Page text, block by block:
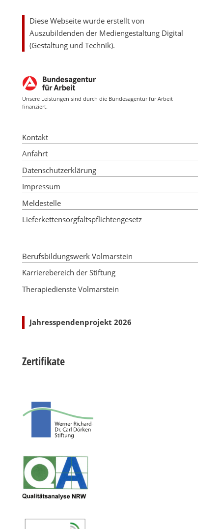
Diese Webseite wurde erstellt von
Auszubildenden der Mediengestaltung Digital
(Gestaltung und Technik).
Unsere Leistungen sind durch die Bundesagentur für Arbeit
finanziert.
Kontakt
Anfahrt
Datenschutzerklärung
Impressum
Meldestelle
Lieferkettensorgfaltspflichtengesetz
Berufsbildungswerk Volmarstein
Karrierebereich der Stiftung
Therapiedienste Volmarstein
Jahresspendenprojekt 2026
Zertifikate